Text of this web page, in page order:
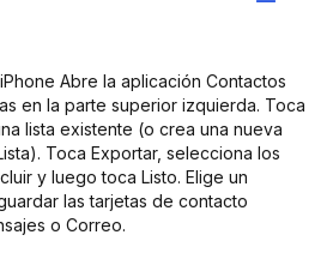
Abre la aplicación Contactos
en la parte superior izquierda. Toca
lista existente (o crea una nueva
Toca Exportar, selecciona los
y luego toca Listo. Elige un
las tarjetas de contacto
o Correo.